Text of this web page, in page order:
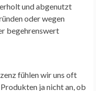
und abgenutzt
oder wegen
begehrenswert
fühlen wir uns oft
ja nicht an, ob